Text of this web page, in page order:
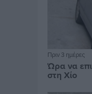
Πριν 3 ημέρες
Ώρα να
στη Χίο